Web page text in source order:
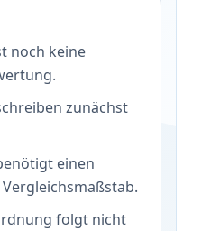
noch keine
zunächst
einen
folgt nicht